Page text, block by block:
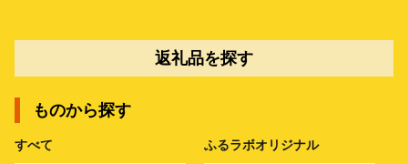
返礼品を探す
ものから探す
すべて ふるラボオリジナル